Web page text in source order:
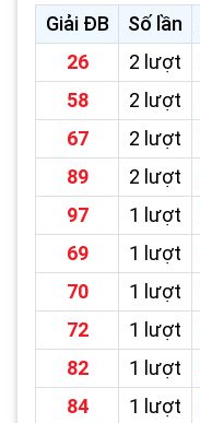
Giải ĐB
Số lần
26
2 lượt
58
2 lượt
67
2 lượt
89
2 lượt
97
1 lượt
69
1 lượt
70
1 lượt
72
1 lượt
82
1 lượt
84
1 lượt